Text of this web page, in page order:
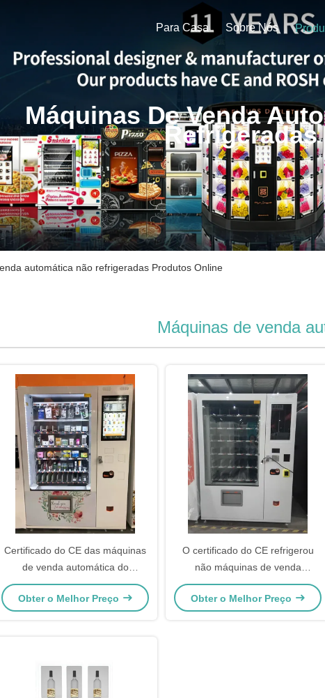
Para Casa Sobre Nós
Máquinas De Venda
Refrigeradas
automática não refrigeradas Produtos Online
Máquinas de venda
Certificado do CE das máquinas
de venda automática do
mantimento do tela táctil com
temperatura ambiente
Obter o Melhor Preço
O certificado do CE refrigerou
não máquinas de venda
automática para jogos do teste
de COVID 19
Obter o Melhor Preço